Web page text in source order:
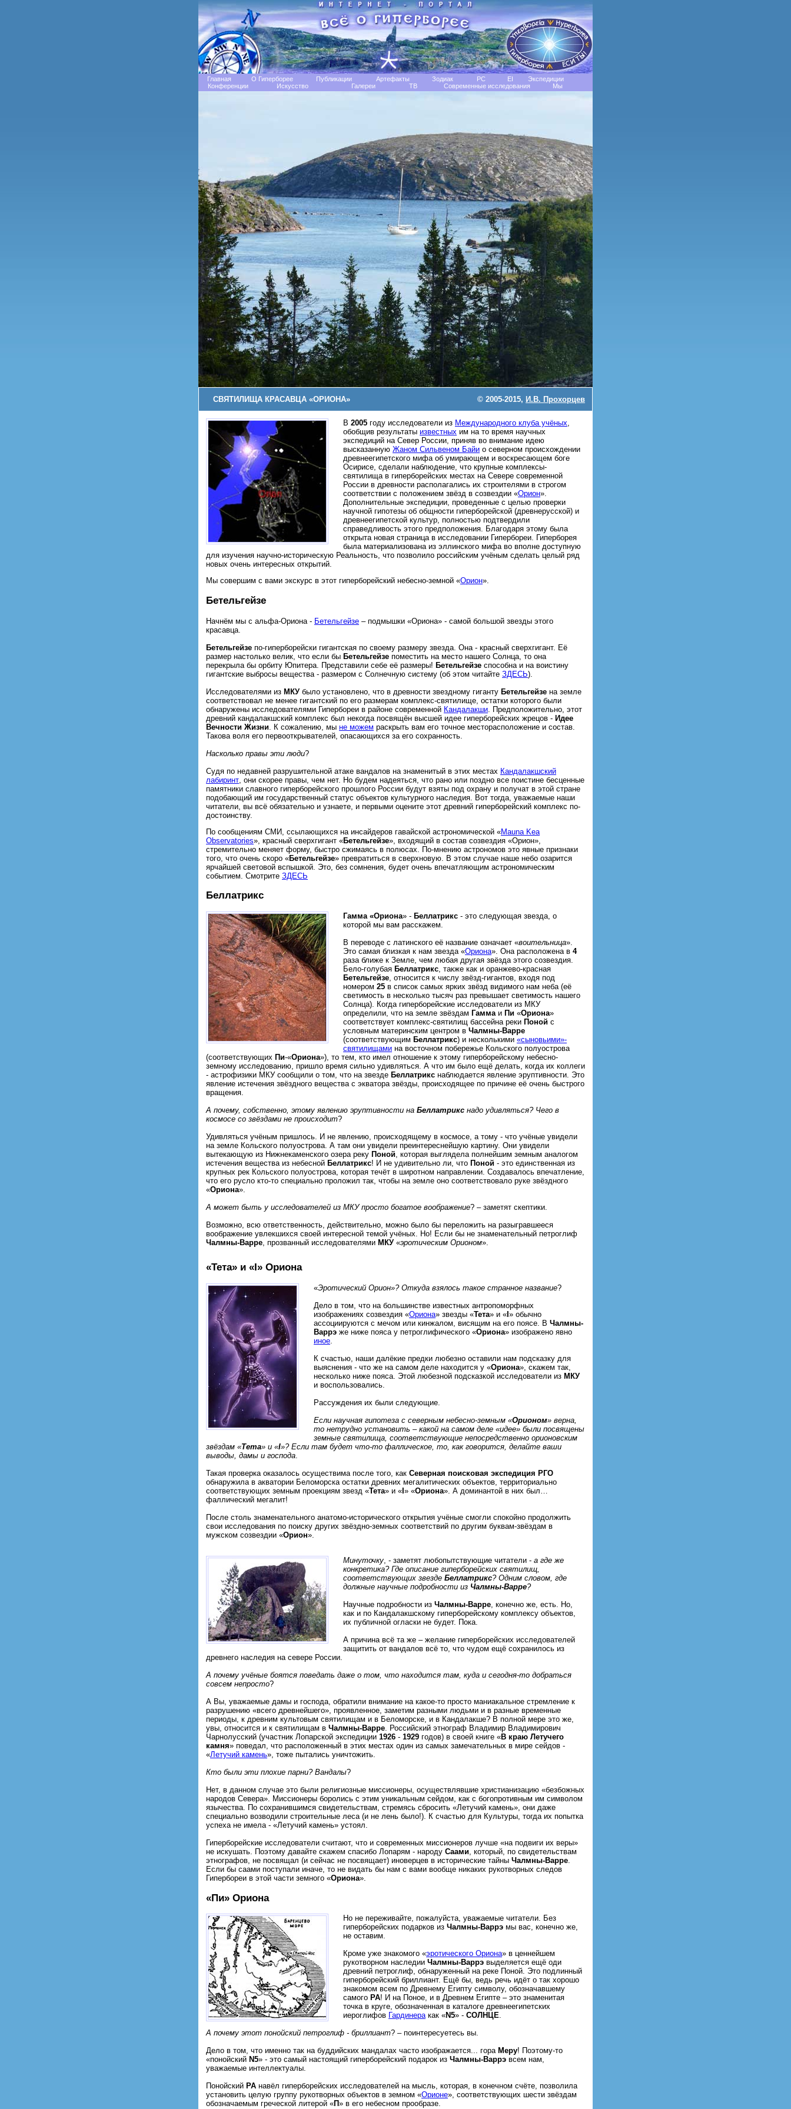
Главная О Гиперборее Публикации Артефакты Зодиак РС EI
Экспедиции
Конференции
Искусство Галереи TB Современные исследования Мы
СВЯТИЛИЩА КРАСАВЦА «ОРИОНА» © 2005-2015, И.В. Прохорцев
В 2005 году исследователи из Международного клуба учёных,
обобщив результаты известных им на то время научных
экспедиций на Север России, приняв во внимание идею
высказанную Жаном Сильвеном Байи о северном происхождении
древнеегипетского мифа об умирающем и воскресающем боге
Осирисе, сделали наблюдение, что крупные комплексы-
святилища в гиперборейских местах на Севере современной
России в древности располагались их строителями в строгом
соответствии с положением звёзд в созвездии «Орион».
Дополнительные экспедиции, проведенные с целью проверки
научной гипотезы об общности гиперборейской (древнерусской) и
древнеегипетской культур, полностью подтвердили
справедливость этого предположения. Благодаря этому была
открыта новая страница в исследовании Гипербореи. Гиперборея
была материализована из эллинского мифа во вполне доступную
для изучения научно-историческую Реальность, что позволило российским учёным сделать целый ряд
новых очень интересных открытий.
Мы совершим с вами экскурс в этот гиперборейский небесно-земной «Орион».
Бетельгейзе
Начнём мы с альфа-Ориона - Бетельгейзе – подмышки «Ориона» - самой большой звезды этого
красавца.
Бетельгейзе по-гиперборейски гигантская по своему размеру звезда. Она - красный сверхгигант. Её
размер настолько велик, что если бы Бетельгейзе поместить на место нашего Солнца, то она
перекрыла бы орбиту Юпитера. Представили себе её размеры! Бетельгейзе способна и на воистину
гигантские выбросы вещества - размером с Солнечную систему (об этом читайте ЗДЕСЬ).
Исследователями из МКУ было установлено, что в древности звездному гиганту Бетельгейзе на земле
соответствовал не менее гигантский по его размерам комплекс-святилище, остатки которого были
обнаружены исследователями Гипербореи в районе современной Кандалакши . Предположительно, этот
древний кандалакшский комплекс был некогда посвящён высшей идее гиперборейских жрецов - Идее
Вечности Жизни . К сожалению, мы не можем раскрыть вам его точное месторасположение и состав.
Такова воля его первооткрывателей, опасающихся за его сохранность.
Насколько правы эти люди?
Судя по недавней разрушительной атаке вандалов на знаменитый в этих местах Кандалакшский
лабиринт , они скорее правы, чем нет. Но будем надеяться, что рано или поздно все поистине бесценные
памятники славного гиперборейского прошлого России будут взяты под охрану и получат в этой стране
подобающий им государственный статус объектов культурного наследия. Вот тогда, уважаемые наши
читатели, вы всё обязательно и узнаете, и первыми оцените этот древний гиперборейский комплекс по-
достоинству.
По сообщениям СМИ, ссылающихся на инсайдеров гавайской астрономической «Mauna Kea
Observatories», красный сверхгигант «Бетельгейзе», входящий в состав созвездия «Орион»,
стремительно меняет форму, быстро сжимаясь в полюсах. По-мнению астрономов это явные признаки
того, что очень скоро «Бетельгейзе» превратиться в сверхновую. В этом случае наше небо озарится
ярчайшей световой вспышкой. Это, без сомнения, будет очень впечатляющим астрономическим
событием. Смотрите ЗДЕСЬ
Беллатрикс
Гамма «Ориона» - Беллатрикс - это следующая звезда, о
которой мы вам расскажем.
В переводе с латинского её название означает «воительница».
Это самая близкая к нам звезда «Ориона». Она расположена в 4
раза ближе к Земле, чем любая другая звёзда этого созвездия.
Бело-голубая Беллатрикс, также как и оранжево-красная
Бетельгейзе, относится к числу звёзд-гигантов, входя под
номером 25 в список самых ярких звёзд видимого нам неба (её
светимость в несколько тысяч раз превышает светимость нашего
Солнца). Когда гиперборейские исследователи из МКУ
определили, что на земле звёздам Гаммаи Пи «Ориона»
соответствует комплекс-святилищ бассейна реки Поной с
условным материнским центром в Чалмны-Варре
(соответствующим Беллатрикс) и несколькими «сыновьими»-
святилищами на восточном побережье Кольского полуострова
(соответствующих Пи-«Ориона»), то тем, кто имел отношение к этому гиперборейскому небесно-
земному исследованию, пришло время сильно удивляться. А что им было ещё делать, когда их коллеги
- астрофизики МКУ сообщили о том, что на звезде Беллатрикс наблюдается явление эруптивности. Это
явление истечения звёздного вещества с экватора звёзды, происходящее по причине её очень быстрого
вращения.
А почему, собственно, этому явлению эруптивности на Беллатрикс надо удивляться? Чего в
космосе со звёздами не происходит?
Удивляться учёным пришлось. И не явлению, происходящему в космосе, а тому - что учёные увидели
на земле Кольского полуострова. А там они увидели преинтереснейшую картину. Они увидели
вытекающую из Нижнекаменского озера реку Поной, которая выглядела полнейшим земным аналогом
истечения вещества из небесной Беллатрикс! И не удивительно ли, что Поной - это единственная из
крупных рек Кольского полуострова, которая течёт в широтном направлении. Создавалось впечатление,
что его русло кто-то специально проложил так, чтобы на земле оно соответствовало руке звёздного
«Ориона».
А может быть у исследователей из МКУ просто богатое воображение? – заметят скептики.
Возможно, всю ответственность, действительно, можно было бы переложить на разыгравшееся
воображение увлекшихся своей интересной темой учёных. Но! Если бы не знаменательный петроглиф
Чалмны-Варре, прозванный исследователями МКУ «эротическим Орионом».
«Тета» и «I» Ориона
«Эротический Орион»? Откуда взялось такое странное название?
Дело в том, что на большинстве известных антропоморфных
изображениях созвездия «Ориона» звезды «Тета» и « » обычно
ассоциируются с мечом или кинжалом, висящим на его поясе. В Чалмны-
Варрэ же ниже пояса у петроглифического «Ориона» изображено явно
иное
К счастью, наши далёкие предки любезно оставили нам подсказку для
выяснения - что же на самом деле находится у «Ориона», скажем так,
несколько ниже пояса. Этой любезной подсказкой исследователи из МКУ
и воспользовались.
Рассуждения их были следующие.
Если научная гипотеза с северным небесно-земным «Орионом» верна,
то нетрудно установить – какой на самом деле «идее» были посвящены
земные святилища, соответствующие непосредственно орионовским
звёздам «Тета» и «I»? Если там будет что-то фаллическое, то, как говорится, делайте ваши
выводы, дамы и господа
Такая проверка оказалось осуществима после того, как Северная поисковая экспедиция РГО
обнаружила в акватории Беломорска остатки древних мегалитических объектов, территориально
соответствующих земным проекциям звезд «Тета» и « » «Ориона». А доминантой в них был…
фаллический мегалит!
После столь знаменательного анатомо-исторического открытия учёные смогли спокойно продолжить
свои исследования по поиску других звёздно-земных соответствий по другим буквам-звёздам в
мужском созвездии «Орион».
Минуточку , - заметят любопытствующие читатели - а где же
конкретика? Где описание гиперборейских святилищ,
соответствующих звезде Беллатрикс? Одним словом, где
должные научные подробности из Чалмны-Варре?
Научные подробности из Чалмны-Варре , конечно же, есть. Но,
как и по Кандалакшскому гиперборейскому комплексу объектов,
их публичной огласки не будет. Пока.
А причина всё та же – желание гиперборейских исследователей
защитить от вандалов всё то, что чудом ещё сохранилось из
древнего наследия на севере России.
А почему учёные боятся поведать даже о том, что находится там, куда и сегодня-то добраться
совсем непросто?
А Вы, уважаемые дамы и господа, обратили внимание на какое-то просто маниакальное стремление к
разрушению «всего древнейшего», проявленное, заметим разными людьми и в разные временные
периоды, к древним культовым святилищам и в Беломорске, и в Кандалакше? В полной мере это же,
увы, относится и к святилищам в Чалмны-Варре . Российский этнограф Владимир Владимирович
Чарнолусский (участник Лопарской экспедиции 1926 - 1929 годов) в своей книге «В краю Летучего
камня» поведал, что расположенный в этих местах один из самых замечательных в мире сейдов -
«Летучий камень», тоже пытались уничтожить.
Кто были эти плохие парни? Вандалы?
Нет, в данном случае это были религиозные миссионеры, осуществлявшие христианизацию «безбожных
народов Севера». Миссионеры боролись с этим уникальным сейдом, как с богопротивным им символом
язычества. По сохранившимся свидетельствам, стремясь сбросить «Летучий камень», они даже
специально возводили строительные леса (и не лень было!). К счастью для Культуры, тогда их попытка
успеха не имела - «Летучий камень» устоял.
Гиперборейские исследователи считают, что и современных миссионеров лучше «на подвиги их веры»
не искушать. Поэтому давайте скажем спасибо Лопарям - народу Саами , который, по свидетельствaм
этнографов, не посвящал (и сейчас не посвящает) иноверцев в исторические тайны Чалмны-Варре
Если бы саами поступали иначе, то не видать бы нам с вами вообще никаких рукотворных следов
Гипербореи в этой части земного «Ориона».
«Пи» Ориона
Но не переживайте, пожалуйста, уважаемые читатели. Без
гиперборейских подарков из Чалмны-Варрэ мы вас, конечно же,
не оставим.
Кроме уже знакомого «эротического Ориона» в ценнейшем
рукотворном наследии Чалмны-Варрэ выделяется ещё оди
древний петроглиф, обнаруженный на реке Поной. Это подлинный
гиперборейский бриллиант. Ещё бы, ведь речь идёт о так хорошо
знакомом всем по Древнему Египту символу, обозначавшему
самого РА! И на Поное, и в Древнем Египте – это знаменитая
точка в круге, обозначенная в каталоге древнеегипетских
иероглифов Гардинеракак «N5» - СОЛНЦЕ.
А почему этот понойский петроглиф - бриллиант? – поинтересуетесь вы.
Дело в том, что именно так на буддийских мандалах часто изображается... гора Меру! Поэтому-то
«понойский N5» - это самый настоящий гиперборейский подарок из Чалмны-Варрэ всем нам,
уважаемые интеллектуалы.
Понойский РА навёл гиперборейских исследователей на мысль, которая, в конечном счёте, позволила
установить целую группу рукотворных объектов в земном «Орионе», соответствующих шести звёздам
обозначаемым греческой литерой «П» в его небесном прообразе.